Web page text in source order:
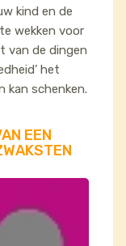
kind en de
wekken voor
van de dingen
het
kan schenken.
EEN